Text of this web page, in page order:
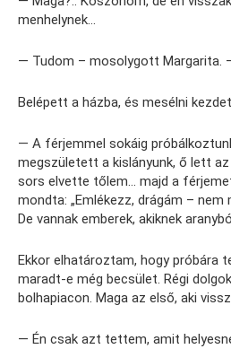
menhelynek…
— Tudom – mosolygott Margarita.
Belépett a házba, és mesélni
— A férjemmel sokáig
megszületett a kislányunk, ő lett
sors elvette tőlem… majd a
mondta: „Emlékezz, drágám – nem
De vannak emberek, akiknek
Ekkor elhatároztam, hogy próbára
maradt-e még becsület. Régi
bolhapiacon. Maga az első, aki
— Én csak azt tettem, amit